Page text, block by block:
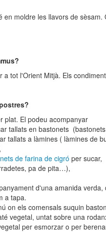
en moldre les llavors de
a tot l'Orient Mitjà. Els
plat. El podeu acompanyar
tallats en bastonets
tallats a làmines ( làmines de
de farina de cigró per sucar,
pa de pita…),
d'una amanida
a tapa.
on els comensals suquin
vegetal, untat sobre una
per esmorzar o per